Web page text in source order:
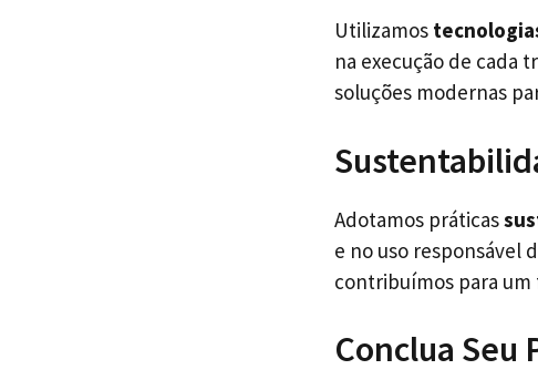
Utilizamos
na execução de cada
soluções modernas
Adotamos práticas
e no uso responsável
contribuímos para
Conclua Seu